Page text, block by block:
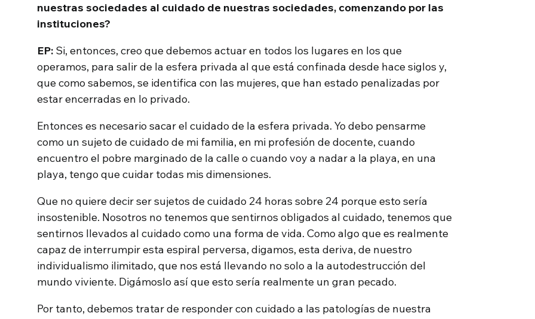
nuestras sociedades al cuidado de nuestras sociedades, comenzando por las
instituciones?
EP: Si, entonces, creo que debemos actuar en todos los lugares en los que
operamos, para salir de la esfera privada al que está confinada desde hace siglos y,
que como sabemos, se identifica con las mujeres, que han estado penalizadas por
estar encerradas en lo privado.
Entonces es necesario sacar el cuidado de la esfera privada. Yo debo pensarme
como un sujeto de cuidado de mi familia, en mi profesión de docente, cuando
encuentro el pobre marginado de la calle o cuando voy a nadar a la playa, en una
playa, tengo que cuidar todas mis dimensiones.
Que no quiere decir ser sujetos de cuidado 24 horas sobre 24 porque esto sería
insostenible. Nosotros no tenemos que sentirnos obligados al cuidado, tenemos que
sentirnos llevados al cuidado como una forma de vida. Como algo que es realmente
capaz de interrumpir esta espiral perversa, digamos, esta deriva, de nuestro
individualismo ilimitado, que nos está llevando no solo a la autodestrucción del
mundo viviente. Digámoslo así que esto sería realmente un gran pecado.
Por tanto, debemos tratar de responder con cuidado a las patologías de nuestra